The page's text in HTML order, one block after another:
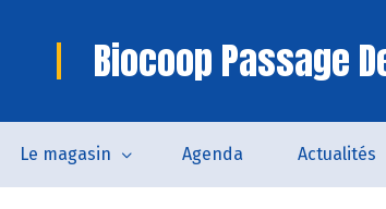
Biocoop Passage
Le magasin Agenda Actualités